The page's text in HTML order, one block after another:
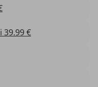
39.99 €